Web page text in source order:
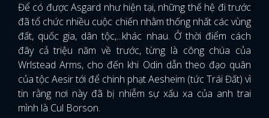
Để có được Asgard như hiện tại, những thế hệ đi trước
đã tổ chức nhiều cuộc chiến nhằm thống nhất các vùng
đất, quốc gia, dân tộc,...khác nhau. Ở thời điểm cách
đây cả triệu năm về trước, từng là công chúa của
Wrlstead Arms, cho đến khi Odin dẫn theo đạo quân
của tộc Aesir tới để chinh phạt Aesheim (tức Trái Đất) vì
tin rằng nơi này đã bị nhiễm sự xấu xa của anh trai
mình là Cul Borson.